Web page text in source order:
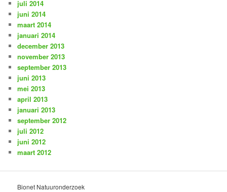
juli 2014
juni 2014
maart 2014
januari 2014
december 2013
november 2013
september 2013
juni 2013
mei 2013
april 2013
januari 2013
september 2012
juli 2012
juni 2012
maart 2012
Bionet Natuuronderzoek